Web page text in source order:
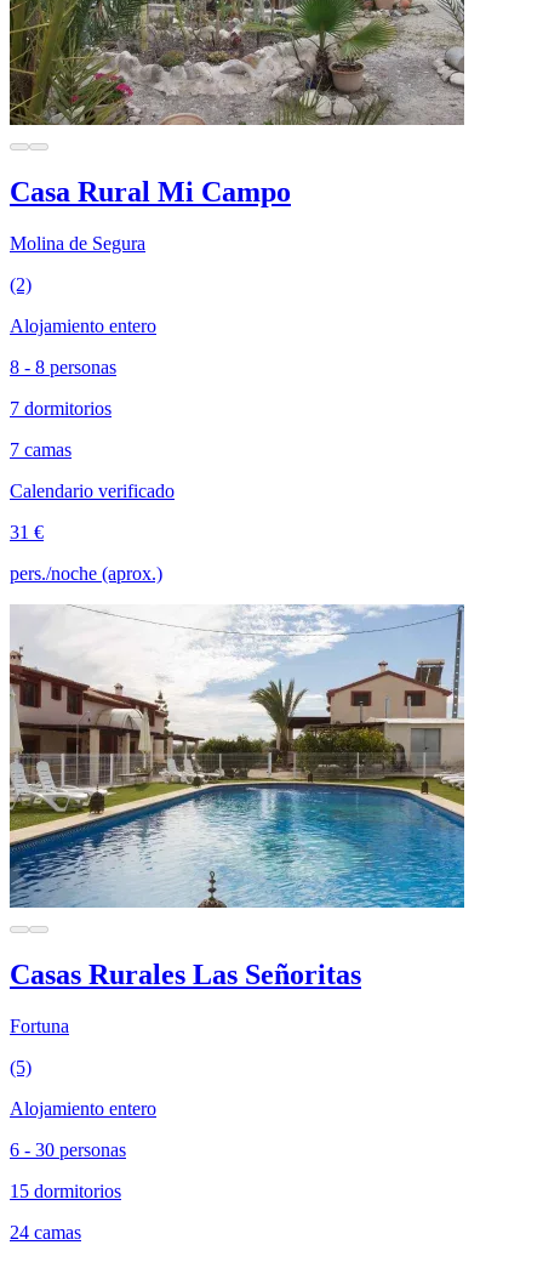
Casa Rural Mi Campo
Molina de Segura
(2)
Alojamiento entero
8 - 8 personas
7 dormitorios
7 camas
Calendario verificado
31 €
pers./noche (aprox.)
Casas Rurales Las Señoritas
Fortuna
(5)
Alojamiento entero
6 - 30 personas
15 dormitorios
24 camas